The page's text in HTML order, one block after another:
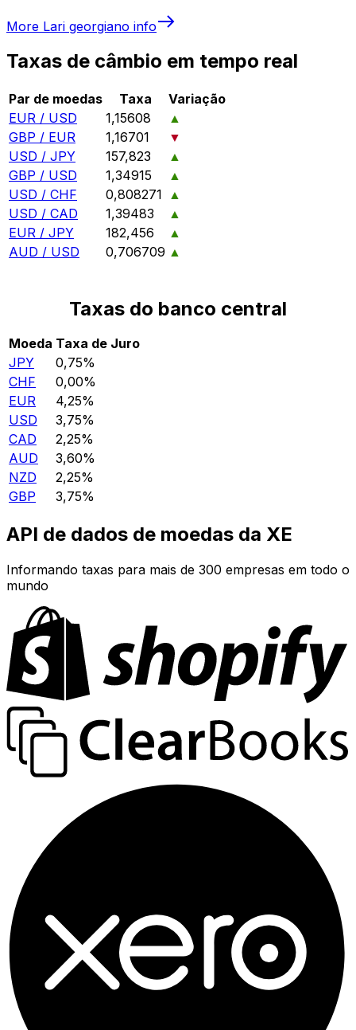
More Lari georgiano info
Taxas de câmbio em tempo real
Par de moedas Taxa
Variação
EUR / USD
1,15608
▲
GBP / EUR
1,16701
▼
USD / JPY
157,823
▲
GBP / USD
1,34915
▲
USD / CHF
0,808271 ▲
USD / CAD
1,39483
▲
EUR / JPY
182,456
▲
AUD / USD
0,706709 ▲
Taxas do banco central
Moeda Taxa de Juro
JPY
0,75%
CHF
0,00%
EUR
4,25%
USD
3,75%
CAD
2,25%
AUD
3,60%
NZD
2,25%
GBP
3,75%
API de dados de moedas da XE
Informando taxas para mais de 300 empresas em todo o
mundo